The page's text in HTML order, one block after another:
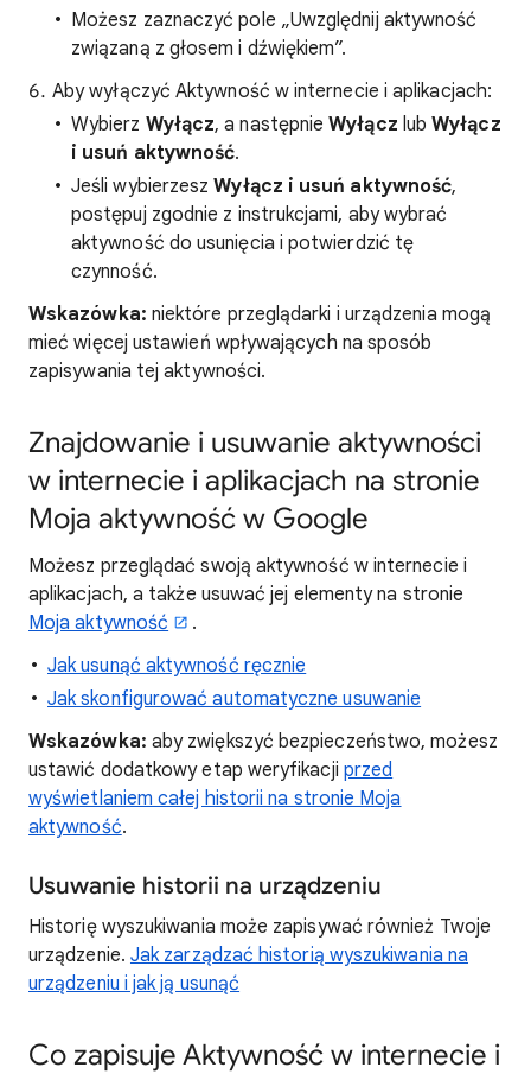
Możesz zaznaczyć pole „Uwzględnij aktywność
związaną z głosem i dźwiękiem”.
Aby wyłączyć Aktywność w internecie i aplikacjach:
Wybierz Wyłącz, a następnieWyłącz lubWyłącz
i usuń aktywność.
Jeśli wybierzeszWyłącz i usuń aktywność,
postępuj zgodnie z instrukcjami, aby wybrać
aktywność do usunięcia i potwierdzić tę
czynność.
Wskazówka: niektóre przeglądarki i urządzenia mogą
mieć więcej ustawień wpływających na sposób
zapisywania tej aktywności.
Znajdowanie i usuwanie aktywności
w internecie i aplikacjach na stronie
Moja aktywność w Google
Możesz przeglądać swoją aktywność w internecie i
aplikacjach, a także usuwać jej elementy na stronie
Moja aktywność
.
Jak usunąć aktywność ręcznie
Jak skonfigurować automatyczne usuwanie
Wskazówka: aby zwiększyć bezpieczeństwo, możesz
ustawić dodatkowy etap weryfikacji przed
wyświetlaniem całej historii na stronie Moja
aktywność.
Usuwanie historii na urządzeniu
Historię wyszukiwania może zapisywać również Twoje
urządzenie. Jak zarządzać historią wyszukiwania na
urządzeniu i jak ją usunąć
Co zapisuje Aktywność w internecie i